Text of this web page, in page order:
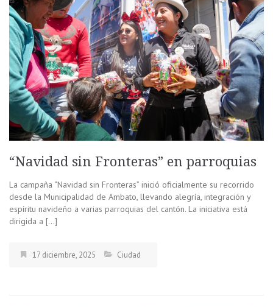
“Navidad sin Fronteras” en parroquias
La campaña “Navidad sin Fronteras” inició oficialmente su recorrido
desde la Municipalidad de Ambato, llevando alegría, integración y
espíritu navideño a varias parroquias del cantón. La iniciativa está
dirigida a […]
17 diciembre, 2025 Ciudad